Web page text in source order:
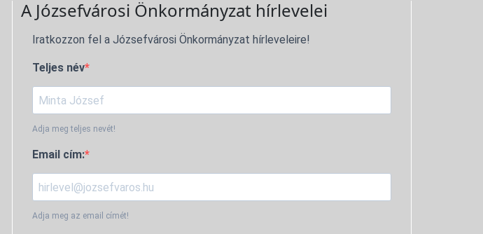
A Józsefvárosi Önkormányzat hírlevelei
Iratkozzon fel a Józsefvárosi Önkormányzat hírleveleire!
Teljes név
Adja meg teljes nevét!
Email cím:
Adja meg az email címét!